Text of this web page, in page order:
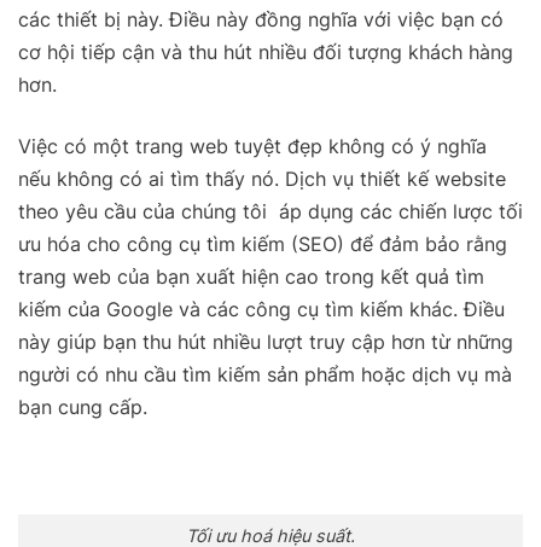
các thiết bị này. Điều này đồng nghĩa với việc bạn có
cơ hội tiếp cận và thu hút nhiều đối tượng khách hàng
hơn.
Việc có một trang web tuyệt đẹp không có ý nghĩa
nếu không có ai tìm thấy nó. Dịch vụ thiết kế website
theo yêu cầu của chúng tôi áp dụng các chiến lược tối
ưu hóa cho công cụ tìm kiếm (SEO) để đảm bảo rằng
trang web của bạn xuất hiện cao trong kết quả tìm
kiếm của Google và các công cụ tìm kiếm khác. Điều
này giúp bạn thu hút nhiều lượt truy cập hơn từ những
người có nhu cầu tìm kiếm sản phẩm hoặc dịch vụ mà
bạn cung cấp.
Tối ưu hoá hiệu suất.